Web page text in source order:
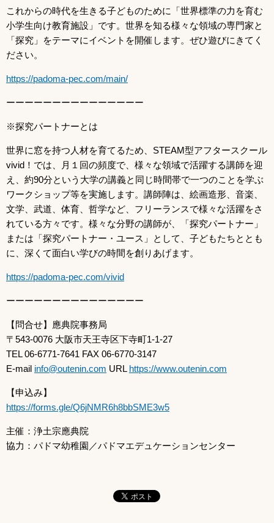
これからの時代を生きる子どものために「世界標準の力を育む
小学生向け教育施設」です。世界を知る様々な領域の専門家と
「探究」をテーマにイベントを開催します。ぜひ遊びにきてく
ださい。
https://padoma-pec.com/main/
ーーーーーーーーーーーーーーー
※探究パートナーとは
世界に窓を持つ人材を育てるため、STEAM型アフタースクール
vivid！では、月１回の頻度で、様々な領域で活躍する講師を迎
え、約90分という大学の講義と同じ時間帯で一つのことを学ぶ
ワークショップ等を実施します。講師陣は、絵画造形、音楽、
文学、武道、体育、哲学など、フリーランスで様々な活躍をさ
れている方々です。様々な分野の講師が、「探究パートナー」
または「探究パートナー・ユース」として、子どもたちととも
に、深くて面白い学びの時間を創りあげます。
https://padoma-pec.com/vivid
ーーーーーーーーーーーーーーー
【問合せ】應典院事務局
〒543-0076 大阪市天王寺区下寺町1-1-27
TEL 06-6771-7641 FAX 06-6770-3147
E-mail info@outenin.com URL https://www.outenin.com
【申込み】
https://forms.gle/Q6jNMR6h8bbSME3w5
主催：浄土宗應典院
協力：パドマ幼稚園／パドマエデュケーションセンター